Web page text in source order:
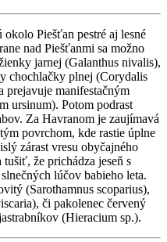
Piešťan pestré aj lesné
nad Piešťanmi sa možno
jarnej (Galanthus nivalis),
chochlačky plnej (Corydalis
prejavuje manifestačným
ursinum). Potom podrast
Za Havranom je zaujímavá
povrchom, kde rastie úplne
zárast vresu obyčajného
že prichádza jeseň s
lúčov babieho leta.
(Sarothamnus scoparius),
či pakolenec červený
(Hieracium sp.).